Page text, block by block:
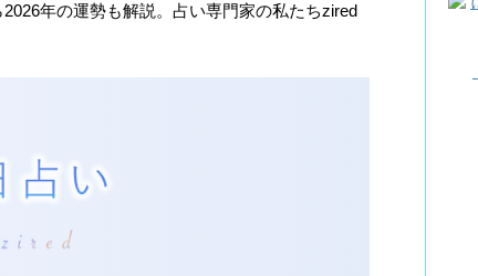
年の運勢も解説。占い専門家の私たちzired